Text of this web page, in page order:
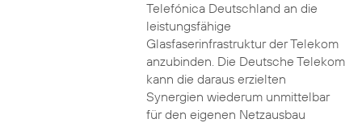
Telefónica Deutschland an die
leistungsfähige
Glasfaserinfrastruktur der Telekom
anzubinden. Die Deutsche Telekom
kann die daraus erzielten
Synergien wiederum unmittelbar
für den eigenen Netzausbau